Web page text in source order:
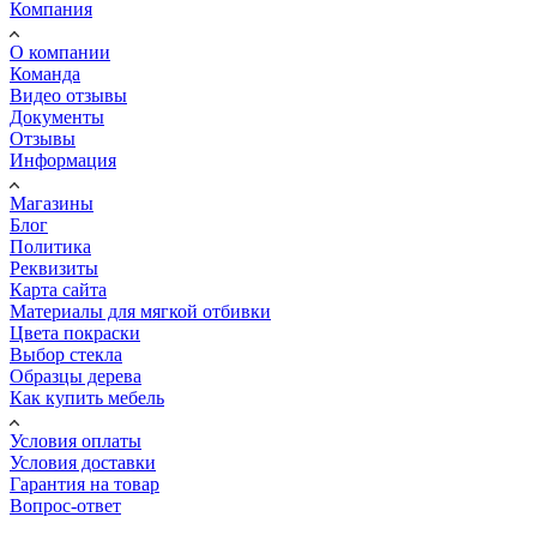
Компания
О компании
Команда
Видео отзывы
Документы
Отзывы
Информация
Магазины
Блог
Политика
Реквизиты
Карта сайта
Материалы для мягкой отбивки
Цвета покраски
Выбор стекла
Образцы дерева
Как купить мебель
Условия оплаты
Условия доставки
Гарантия на товар
Вопрос-ответ